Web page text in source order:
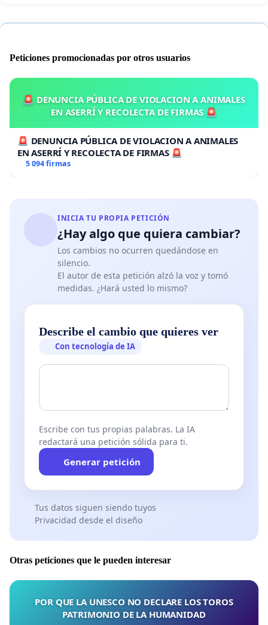
Peticiones promocionadas por otros usuarios
🚨 DENUNCIA PÚBLICA DE VIOLACION A ANIMALES
EN ASERRÍ Y RECOLECTA DE FIRMAS 🚨
🚨 DENUNCIA PÚBLICA DE VIOLACION A ANIMALES
EN ASERRÍ Y RECOLECTA DE FIRMAS 🚨
5 094 firmas
INICIA TU PROPIA PETICIÓN
¿Hay algo que quiera cambiar?
Los cambios no ocurren quedándose en
silencio.
El autor de esta petición alzó la voz y tomó
medidas. ¿Hará usted lo mismo?
Describe el cambio que quieres ver
Con tecnología de IA
Escribe con tus propias palabras. La IA
redactará una petición sólida para ti.
Generar petición
Tus datos siguen siendo tuyos
Privacidad desde el diseño
Otras peticiones que le pueden interesar
POR QUE LA UNESCO NO DECLARE LOS TOROS
PATRIMONIO DE LA HUMANIDAD